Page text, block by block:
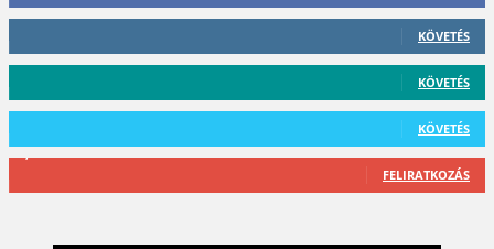
KÖVETÉS
KÖVETÉS
KÖVETÉS
FELIRATKOZÁS